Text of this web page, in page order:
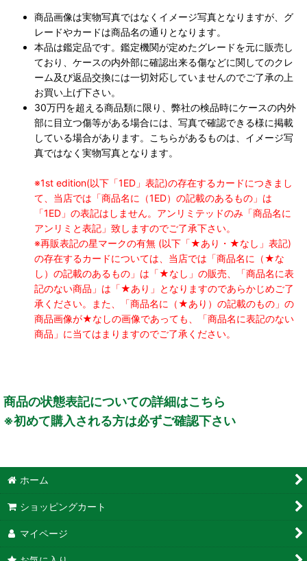
商品画像は実物写真ではなくイメージ写真となりますが、グ
レードやカードは商品名の通りとなります。
本品は鑑定品です。鑑定機関が定めたグレードを元に販売し
ており、ケースの内外部に確認出来る傷などに関してのクレ
ーム及び返品交換には一切対応していませんのでご了承の上
お買い上げ下さい。
30万円を超える商品類に限り、弊社の検品時にケースの内外
部に目立つ傷等がある場合には、写真で確認できる様に掲載
している場合があります。こちらがあるものは、イメージ写
真ではなく実物写真となります。
※1st edition(以下「1ED」表記)の存在するカードにつきまし
て、当店では「商品名に（1ED）の記載のあるもの」は
「1ED」の表記はしません。アンリミテッドのみ「商品名に
アンリミと表記」致しますのでご了承下さい。
※再販表記の星マークの有無 (以下「★あり・★なし」表記)
の存在するカードについては、当店では「商品名に（★な
し）の記載のあるもの」は「★なし」の販売、「商品名に表
記のない商品」は「★あり」となりますのであらかじめご了
承ください。また、「商品名に（★あり）の記載のもの」の
商品画像が★なしの画像であっても、「商品名に表記のない
商品」に当てはまりますのでご了承ください。
商品の状態表記についての詳細はこちら
※初めて購入される方は必ずご確認下さい
ホーム
ショッピングカート
マイページ